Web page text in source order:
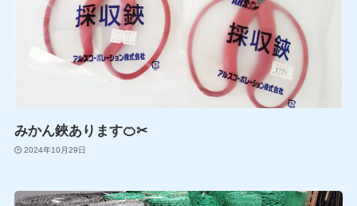
みかん鋏あります🍊✂
2024年10月29日